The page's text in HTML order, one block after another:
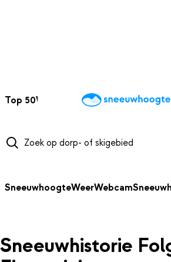
Top 50Webcams Wintersportweer
SneeuwhoogteWeerWebcam
Sneeuwhistorie